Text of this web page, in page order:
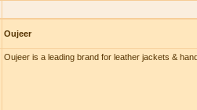
Oujeer
Oujeer is a leading brand for leather jackets &